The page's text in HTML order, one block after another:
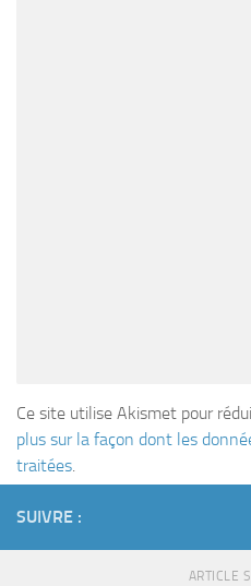
Ce site utilise Akismet pour
plus sur la façon dont les
traitées.
SUIVRE :
ARTICLE